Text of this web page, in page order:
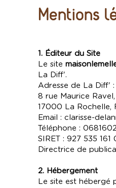
Mentions
1. Éditeur du Site
Le site
La Diff'.
Adresse de La Diff' :
8 rue Maurice Ravel,
17000 La Rochelle,
Email : clarisse-
Téléphone :
SIRET : 927 535 161
Directrice de
2. Hébergement
Le site est hébergé